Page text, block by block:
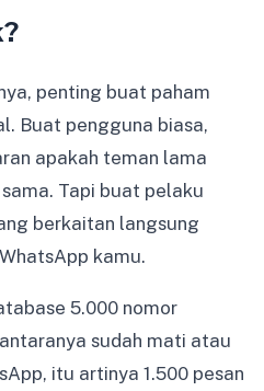
penting buat paham
Buat pengguna biasa,
apakah teman lama
Tapi buat pelaku
berkaitan langsung
kamu.
5.000 nomor
sudah mati atau
itu artinya 1.500 pesan